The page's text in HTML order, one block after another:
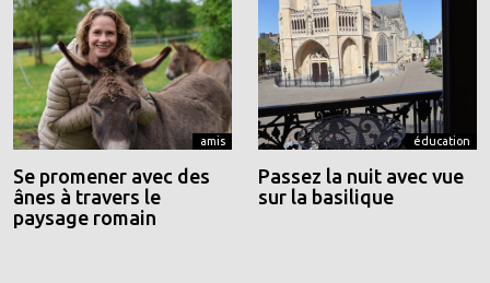
amis
Se promener avec des
ânes à travers le
paysage romain
éducation
Passez la nuit avec vue
sur la basilique